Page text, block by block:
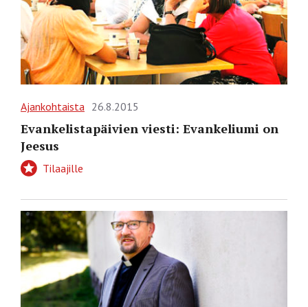
Ajankohtaista 26.8.2015
Evankelistapäivien viesti: Evankeliumi on
Jeesus
Tilaajille